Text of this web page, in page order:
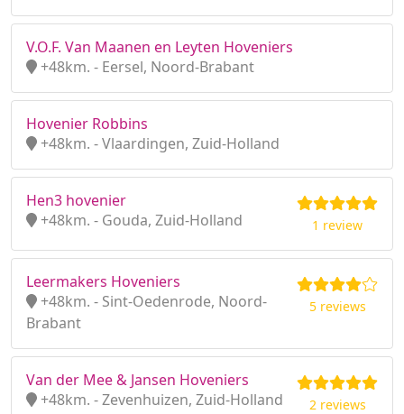
V.O.F. Van Maanen en Leyten Hoveniers
+48km. - Eersel, Noord-Brabant
Hovenier Robbins
+48km. - Vlaardingen, Zuid-Holland
Hen3 hovenier
+48km. - Gouda, Zuid-Holland
1 review
Leermakers Hoveniers
+48km. - Sint-Oedenrode, Noord-
Brabant
5 reviews
Van der Mee & Jansen Hoveniers
+48km. - Zevenhuizen, Zuid-Holland
2 reviews